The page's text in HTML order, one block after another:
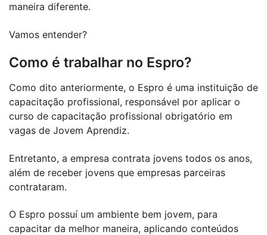
maneira diferente.
Vamos entender?
Como é trabalhar no Espro?
Como dito anteriormente, o Espro é uma instituição de
capacitação profissional, responsável por aplicar o
curso de capacitação profissional obrigatório em
vagas de Jovem Aprendiz.
Entretanto, a empresa contrata jovens todos os anos,
além de receber jovens que empresas parceiras
contrataram.
O Espro possuí um ambiente bem jovem, para
capacitar da melhor maneira, aplicando conteúdos